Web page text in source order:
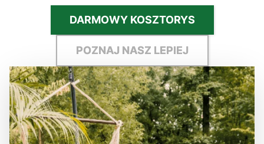
DARMOWY KOSZTORYS
POZNAJ NASZ LEPIEJ